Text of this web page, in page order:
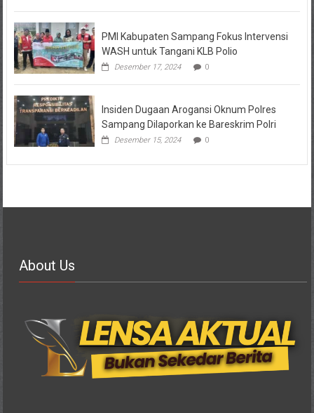
PMI Kabupaten Sampang Fokus Intervensi
WASH untuk Tangani KLB Polio
Desember 17, 2024 0
Insiden Dugaan Arogansi Oknum Polres
Sampang Dilaporkan ke Bareskrim Polri
Desember 15, 2024 0
About Us